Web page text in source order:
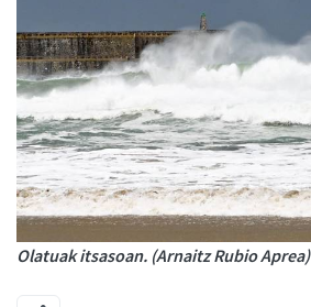
Olatuak itsasoan. (Arnaitz Rubio Aprea)